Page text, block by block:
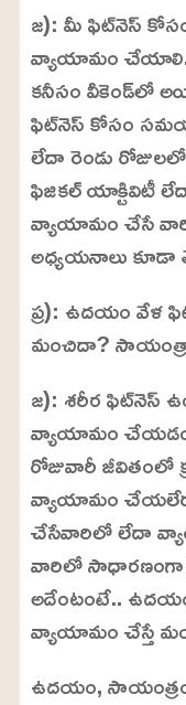
జ): మీ ఫిట్‌నెస్ కోసం
వ్యాయామం చేయాలి.
కనీసం వీకెండ్‌లో
ఫిట్‌నెస్ కోసం
లేదా రెండు
ఫిజికల్ యాక్టివిటీ
వ్యాయామం చేసే వారి
అధ్యయనాలు
ప్ర): ఉదయం వేళ
మంచిదా?
జ): శరీర ఫిట్‌నెస్
వ్యాయామం
రోజువారీ జీవితంలో
వ్యాయామం
చేసేవారిలో లేదా
వారిలో సాధారణంగా ఓ
అదేంటంటే..
వ్యాయామం చేస్తే
ఉదయం,